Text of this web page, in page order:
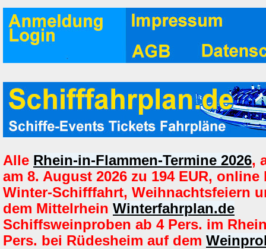
Alle Rhein-in-Flammen-Termine 2026,
am 8. August 2026 zu 194 EUR, online
Winter-Schifffahrt, Weihnachtsfeiern
dem Mittelrhein Winterfahrplan.de
Schiffsweinproben ab 4 Pers. im
Pers. bei Rüdesheim auf dem